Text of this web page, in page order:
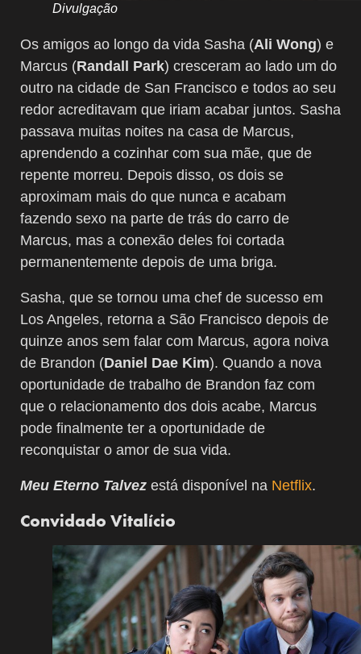
Divulgação
Os amigos ao longo da vida Sasha (Ali Wong) e
Marcus (Randall Park) cresceram ao lado um do
outro na cidade de San Francisco e todos ao seu
redor acreditavam que iriam acabar juntos. Sasha
passava muitas noites na casa de Marcus,
aprendendo a cozinhar com sua mãe, que de
repente morreu. Depois disso, os dois se
aproximam mais do que nunca e acabam
fazendo sexo na parte de trás do carro de
Marcus, mas a conexão deles foi cortada
permanentemente depois de uma briga.
Sasha, que se tornou uma chef de sucesso em
Los Angeles, retorna a São Francisco depois de
quinze anos sem falar com Marcus, agora noiva
de Brandon (Daniel Dae Kim). Quando a nova
oportunidade de trabalho de Brandon faz com
que o relacionamento dos dois acabe, Marcus
pode finalmente ter a oportunidade de
reconquistar o amor de sua vida.
Meu Eterno Talvez está disponível na Netflix.
Convidado Vitalício